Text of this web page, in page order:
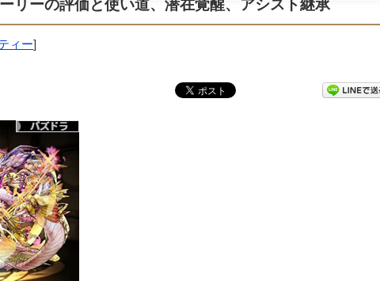
リーの評価と使い道、潜在覚醒、アシスト継承
ィー]